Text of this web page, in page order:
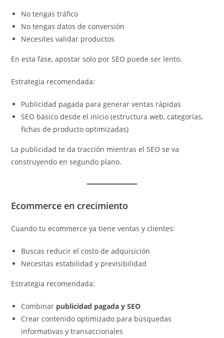
No tengas tráfico
No tengas datos de conversión
Necesites validar productos
En esta fase, apostar solo por SEO puede ser lento.
Estrategia recomendada:
Publicidad pagada para generar ventas rápidas
SEO básico desde el inicio (estructura web, categorías,
fichas de producto optimizadas)
La publicidad te da tracción mientras el SEO se va
construyendo en segundo plano.
Ecommerce en crecimiento
Cuando tu ecommerce ya tiene ventas y clientes:
Buscas reducir el costo de adquisición
Necesitas estabilidad y previsibilidad
Estrategia recomendada:
Combinar publicidad pagada y SEO
Crear contenido optimizado para búsquedas
informativas y transaccionales